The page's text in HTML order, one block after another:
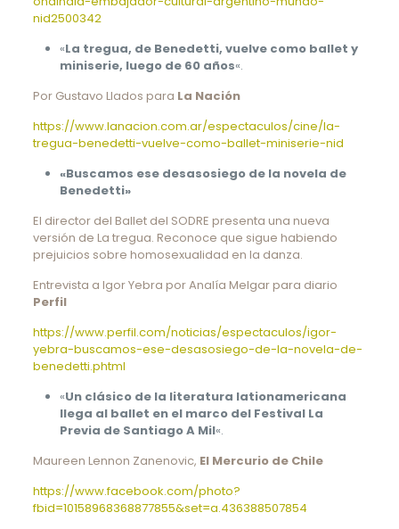
nid2500342
«La tregua, de Benedetti, vuelve como ballet y
miniserie, luego de 60 años«.
Por Gustavo Llados para La Nación
https://www.lanacion.com.ar/espectaculos/cine/la-
tregua-benedetti-vuelve-como-ballet-miniserie-nid
«Buscamos ese desasosiego de la novela de
Benedetti»
El director del Ballet del SODRE presenta una nueva
versión de La tregua. Reconoce que sigue habiendo
prejuicios sobre homosexualidad en la danza.
Entrevista a Igor Yebra por Analía Melgar para diario
Perfil
https://www.perfil.com/noticias/espectaculos/igor-
yebra-buscamos-ese-desasosiego-de-la-novela-de-
benedetti.phtml
«Un clásico de la literatura lationamericana
llega al ballet en el marco del Festival La
Previa de Santiago A Mil«.
Maureen Lennon Zanenovic, El Mercurio de Chile
https://www.facebook.com/photo?
fbid=10158968368877855&set=a.436388507854